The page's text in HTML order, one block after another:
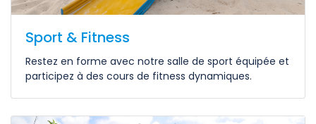
Sport & Fitness
Restez en forme avec notre salle de sport équipée et
participez à des cours de fitness dynamiques.